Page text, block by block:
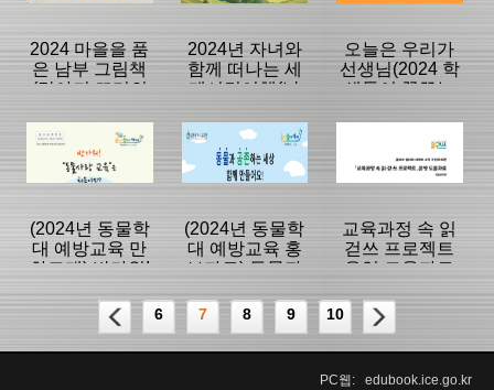
|
2025/01/07
문:72
|
2025/01/07
문:69
2025/01/07
문:119
2024 마을을 품
은 남부 그림책
(강아지 또리의
법)
분류명 : 초등
|
등록일 :
2025/01/07
2024년 자녀와
함께 떠나는 세
계시민여행(남
육 활동 결과물)
분류명 : 중등
|
등록일 :
2024/12/26
오늘은 우리가
선생님(2024 학
생들이 꿈꾸는
안)
분류명 : 중등
|
등록일 :
2024/11/26
|
(2024년 동물학
대 예방교육 만
화교재) 반가워!
육"은 처음이지?
분류명 : 초등
(2024년 동물학
대 예방교육 홍
보자료) 동물과
함께 만들어요
분류명 : 공통
교육과정 속 읽
걷쓰 프로젝트
운영 도움자료
분류명 : 중등
6 7 8 9 10
PC웹: edubook.ice.go.kr